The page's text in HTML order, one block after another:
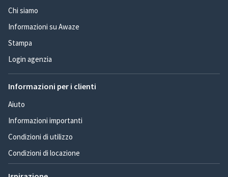
Chi siamo
Informazioni su Awaze
Stampa
Login agenzia
Informazioni per i clienti
Aiuto
Informazioni importanti
Condizioni di utilizzo
Condizioni di locazione